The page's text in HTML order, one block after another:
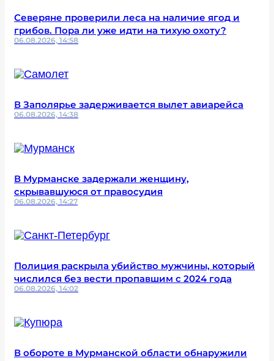
Северяне проверили леса на наличие ягод и
грибов. Пора ли уже идти на тихую охоту?
06.08.2026, 14:58
В Заполярье задерживается вылет авиарейса
06.08.2026, 14:38
В Мурманске задержали женщину,
скрывавшуюся от правосудия
06.08.2026, 14:27
Полиция раскрыла убийство мужчины, который
числился без вести пропавшим с 2024 года
06.08.2026, 14:02
В обороте в Мурманской области обнаружили